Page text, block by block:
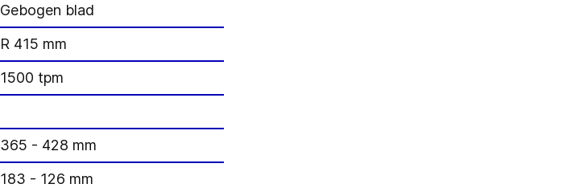
Gebogen blad
R 415 mm
1500 tpm
365 - 428 mm
183 - 126 mm